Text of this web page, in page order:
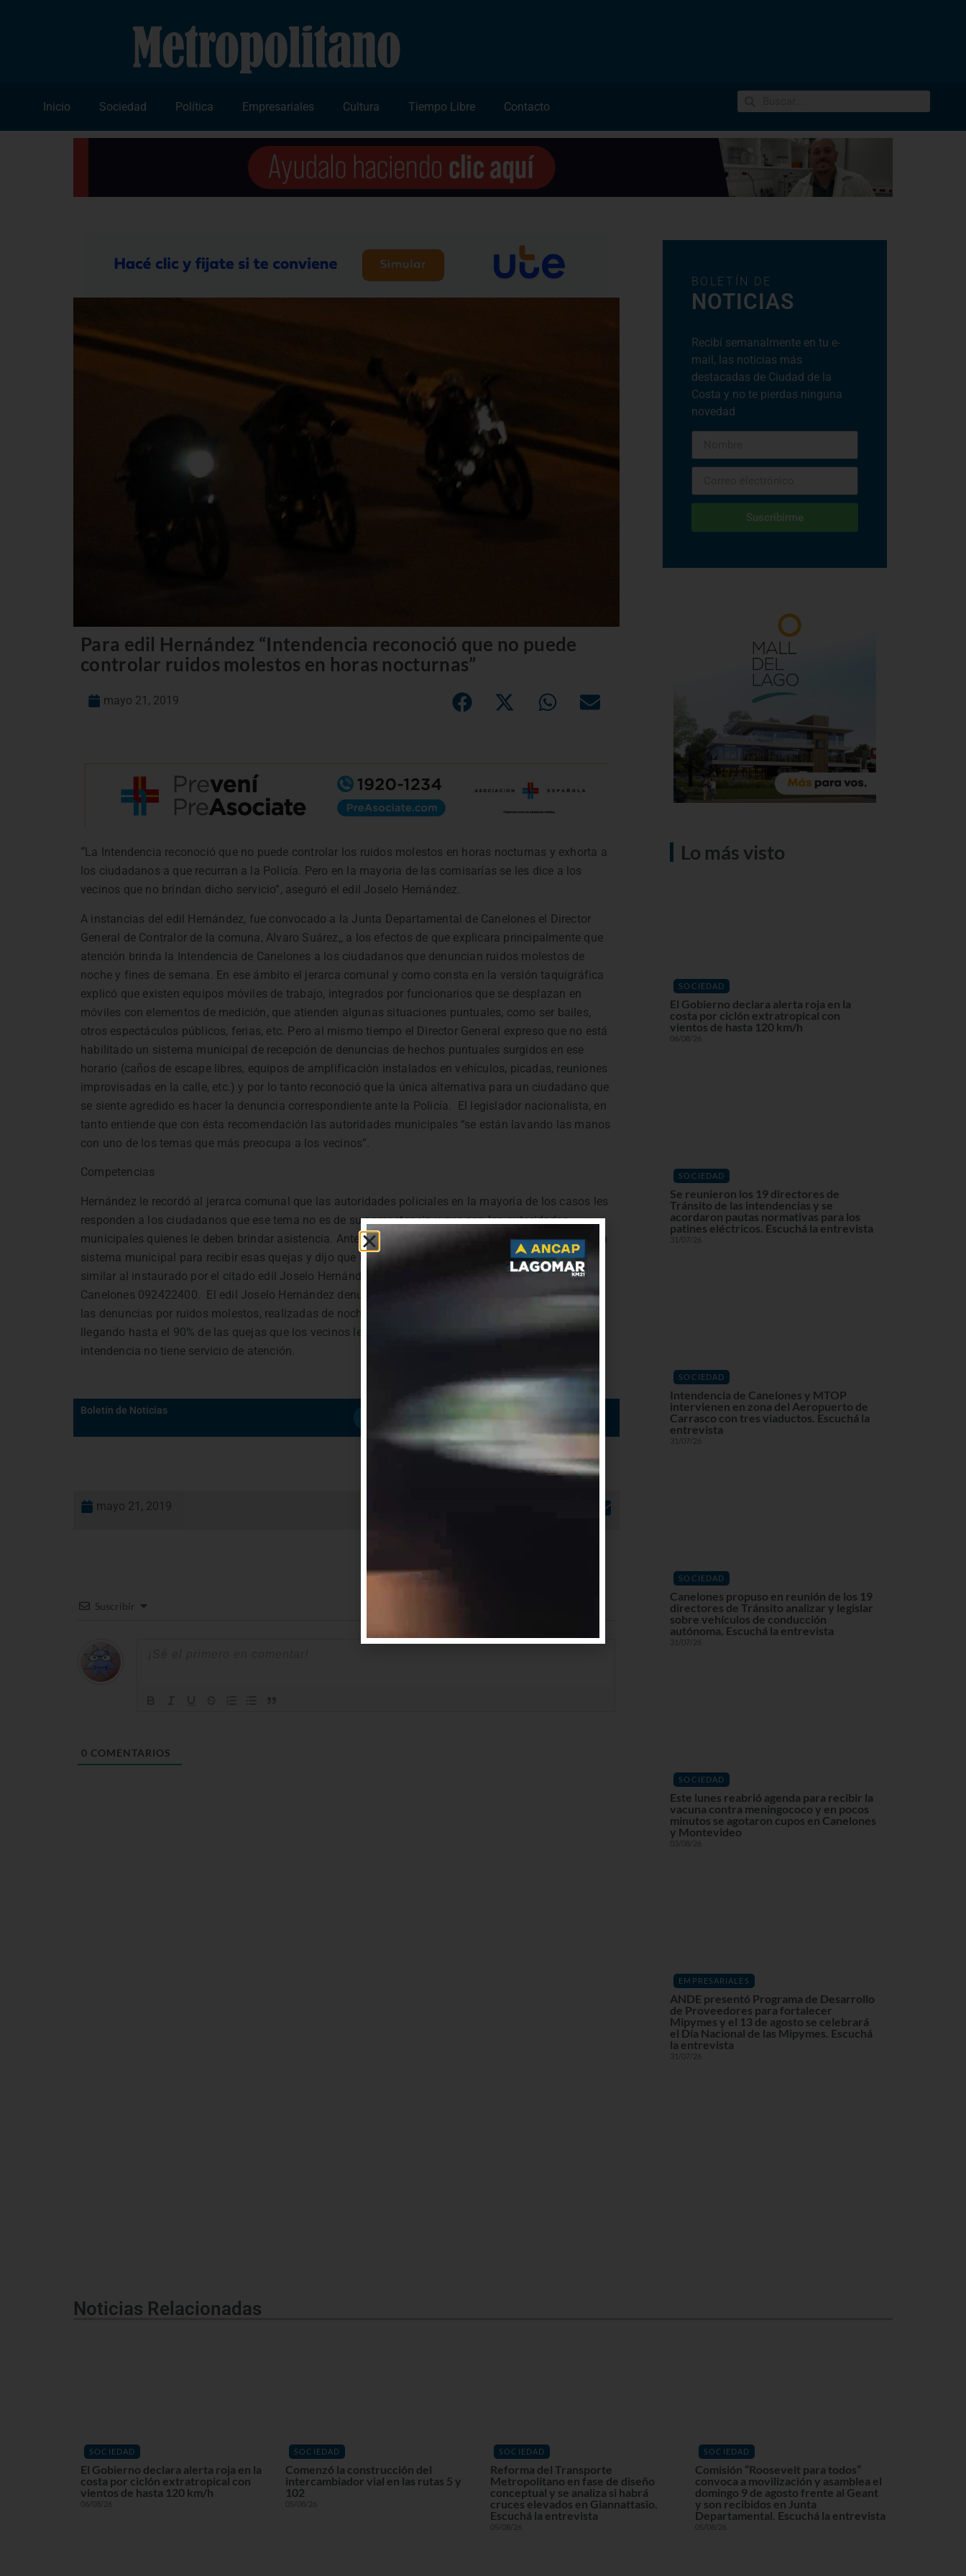
Inicio Sociedad Política Empresariales Cultura Tiempo Libre Contacto
Para edil Hernández “Intendencia reconoció que no puede
controlar ruidos molestos en horas nocturnas”
mayo 21, 2019
“La Intendencia reconoció que no puede controlar los ruidos molestos en horas nocturnas y exhorta a
los ciudadanos a que recurran a la Policía. Pero en la mayoria de las comisarías se les dice a los
vecinos que no brindan dicho servicio”, aseguró el edil Joselo Hernández.
A instancias del edil Hernández, fue convocado a la Junta Departamental de Canelones el Director
General de Contralor de la comuna, Alvaro Suárez,, a los efectos de que explicara principalmente que
atención brinda la Intendencia de Canelones a los ciudadanos que denuncian ruidos molestos de
noche y fines de semana. En ese ámbito el jerarca comunal y como consta en la versión taquigráfica
explicó que existen equipos móviles de trabajo, integrados por funcionarios que se desplazan en
móviles con elementos de medición, que atienden algunas situaciones puntuales, como ser bailes,
otros espectáculos públicos, ferias, etc. Pero al mismo tiempo el Director General expreso que no está
habilitado un sistema municipal de recepción de denuncias de hechos puntuales surgidos en ese
horario (caños de escape libres, equipos de amplificación instalados en vehículos, picadas, reuniones
improvisadas en la calle, etc.) y por lo tanto reconoció que la única alternativa para un ciudadano que
se siente agredido es hacer la denuncia correspondiente ante la Policía.
El legislador nacionalista, en
tanto entiende que con ésta recomendación las autoridades municipales “se están lavando las manos
con uno de los temas que más preocupa a los vecinos”.
Competencias
Hernández le recordó al jerarca comunal que las autoridades policiales en la mayoría de los casos les
responden a los ciudadanos que ese tema no es de su competencia y que son las autoridades
municipales quienes le deben brindar asistencia. Ante este planteo el jerarca reconoció que no hay un
sistema municipal para recibir esas quejas y dijo que una alternativa podría ser crear un sistema
similar al instaurado por el citado edil Joselo Hernández, denominado Reclamos
Canelones 092422400.
El edil Joselo Hernández denunció que a través de ese sistema constató que
las denuncias por ruidos molestos, realizadas de noche y los fines de semana, se han incrementado,
llegando hasta el 90% de las quejas que los vecinos le trasmiten en ese horario en el cual la
intendencia no tiene servicio de atención.
Boletín de Noticias
mayo 21, 2019
Suscribir
0 COMENTARIOS
BOLETÍN DE
NOTICIAS
Recibí semanalmente en tu e-
mail, las noticias más
destacadas de Ciudad de la
Costa y no te pierdas ninguna
novedad
Suscribirme
Lo más visto
SOCIEDAD
El Gobierno declara alerta roja en la
costa por ciclón extratropical con
vientos de hasta 120 km/h
06/08/26
SOCIEDAD
Se reunieron los 19 directores de
Tránsito de las intendencias y se
acordaron pautas normativas para los
patines eléctricos. Escuchá la entrevista
31/07/26
SOCIEDAD
Intendencia de Canelones y MTOP
intervienen en zona del Aeropuerto de
Carrasco con tres viaductos. Escuchá la
entrevista
31/07/26
SOCIEDAD
Canelones propuso en reunión de los 19
directores de Tránsito analizar y legislar
sobre vehículos de conducción
autónoma. Escuchá la entrevista
31/07/26
SOCIEDAD
Este lunes reabrió agenda para recibir la
vacuna contra meningococo y en pocos
minutos se agotaron cupos en Canelones
y Montevideo
03/08/26
EMPRESARIALES
ANDE presentó Programa de Desarrollo
de Proveedores para fortalecer
Mipymes y el 13 de agosto se celebrará
el Día Nacional de las Mipymes. Escuchá
la entrevista
31/07/26
Noticias Relacionadas
SOCIEDAD
El Gobierno declara alerta roja en la
costa por ciclón extratropical con
vientos de hasta 120 km/h
06/08/26
SOCIEDAD
Comenzó la construcción del
intercambiador vial en las rutas 5 y
102
05/08/26
SOCIEDAD
Reforma del Transporte
Metropolitano en fase de diseño
conceptual y se analiza si habrá
cruces elevados en Giannattasio.
Escuchá la entrevista
05/08/26
SOCIEDAD
Comisión “Roosevelt para todos”
convoca a movilización y asamblea el
domingo 9 de agosto frente al Geant
y son recibidos en Junta
Departamental. Escuchá la entrevista
05/08/26